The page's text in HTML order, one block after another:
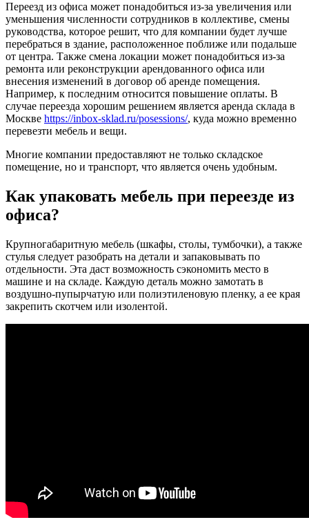
Переезд из офиса может понадобиться из-за увеличения или
уменьшения численности сотрудников в коллективе, смены
руководства, которое решит, что для компании будет лучше
перебраться в здание, расположенное поближе или подальше
от центра. Также смена локации может понадобиться из-за
ремонта или реконструкции арендованного офиса или
внесения изменений в договор об аренде помещения.
Например, к последним относится повышение оплаты. В
случае переезда хорошим решением является аренда склада в
Москве https://inbox-sklad.ru/posessions/, куда можно временно
перевезти мебель и вещи.
Многие компании предоставляют не только складское
помещение, но и транспорт, что является очень удобным.
Как упаковать мебель при переезде из
офиса?
Крупногабаритную мебель (шкафы, столы, тумбочки), а также
стулья следует разобрать на детали и запаковывать по
отдельности. Эта даст возможность сэкономить место в
машине и на складе. Каждую деталь можно замотать в
воздушно-пупырчатую или полиэтиленовую пленку, а ее края
закрепить скотчем или изолентой.